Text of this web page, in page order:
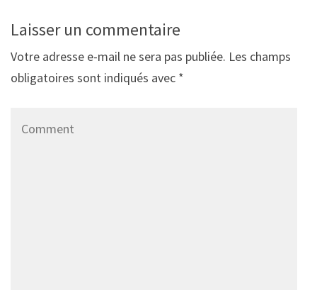
Laisser un commentaire
Votre adresse e-mail ne sera pas publiée. Les champs
obligatoires sont indiqués avec *